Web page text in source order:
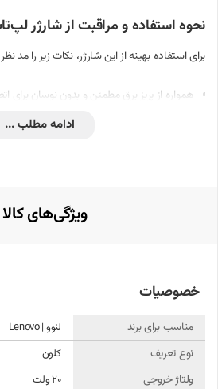
نحوه استفاده و مراقبت از شارژر
برای استفاده بهینه از این شارژر، نکات زیر را مد
همواره از پریز برق مطمئن و بدون نوسان برای
از پیچاندن یا خم کردن بیش از حد کابل شارژر
نصب و استفاده از این شارژر بسیار ساده است:
ابتدا سوکت شارژر را به پورت مربوطه در لپ‌تاپ
کنید که اتصال به‌درستی و بدون فشار اضافی
ادامه مطلب ...
ویژگی‌های کالا
خصوصیات
مناسب برای برند لنوو | Lenovo
نوع تعریف کلون
ولتاژ خروجی 20 ولت